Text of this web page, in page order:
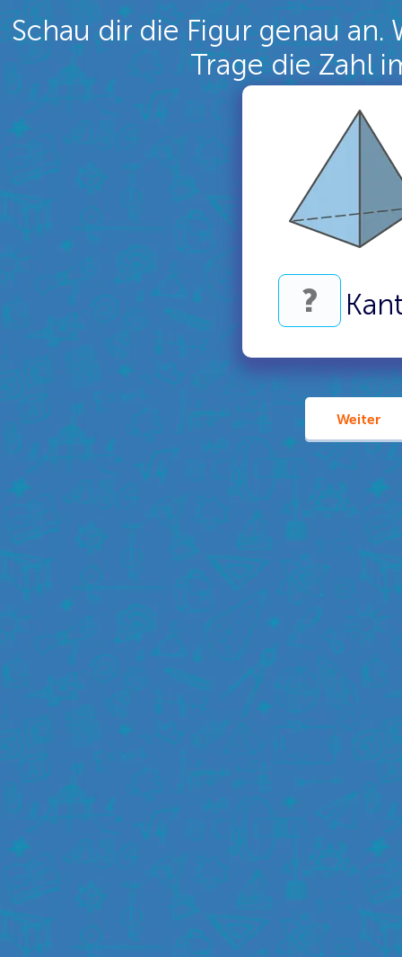
Schau dir die Figur genau an.
Trage die Zahl